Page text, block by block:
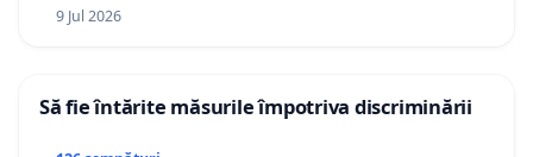
9 Jul 2026
Să fie întărite măsurile împotriva discriminării